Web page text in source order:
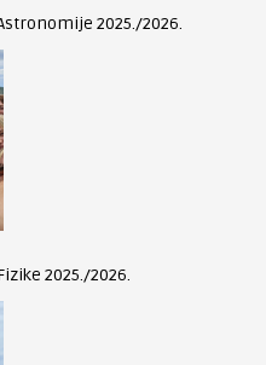
2025./2026.
2025./2026.